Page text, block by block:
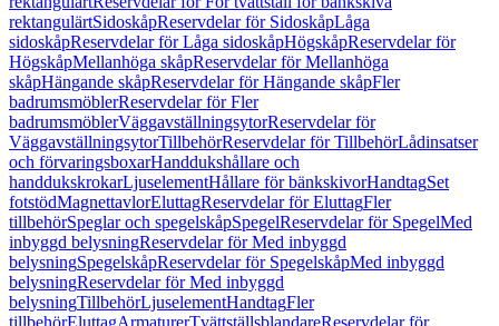
rektangulärtSidoskåpReservdelar för SidoskåpLåga
sidoskåpReservdelar för Låga sidoskåpHögskåpReservdelar för
HögskåpMellanhöga skåpReservdelar för Mellanhöga
skåpHängande skåpReservdelar för Hängande skåpFler
badrumsmöblerReservdelar för Fler
badrumsmöblerVäggavställningsytorReservdelar för
VäggavställningsytorTillbehörReservdelar för TillbehörLådinsatser
och förvaringsboxarHanddukshållare och
handdukskrokarLjuselementHållare för bänkskivorHandtagSet
fotstödMagnettavlorEluttagReservdelar för EluttagFler
tillbehörSpeglar och spegelskåpSpegelReservdelar för SpegelMed
inbyggd belysningReservdelar för Med inbyggd
belysningSpegelskåpReservdelar för SpegelskåpMed inbyggd
belysningReservdelar för Med inbyggd
belysningTillbehörLjuselementHandtagFler
tillbehörEluttagArmaturerTvättställsblandareReservdelar för